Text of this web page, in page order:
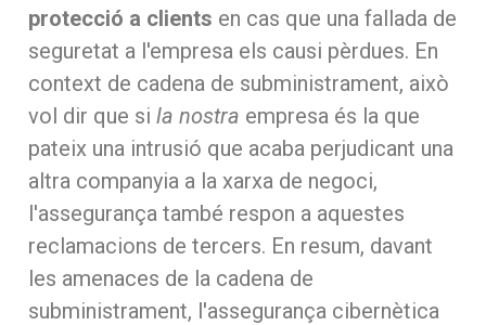
protecció a clients en cas que una fallada de
seguretat a l'empresa els causi pèrdues. En
context de cadena de subministrament, això
vol dir que si la nostra empresa és la que
pateix una intrusió que acaba perjudicant una
altra companyia a la xarxa de negoci,
l'assegurança també respon a aquestes
reclamacions de tercers. En resum, davant
les amenaces de la cadena de
subministrament, l'assegurança cibernètica